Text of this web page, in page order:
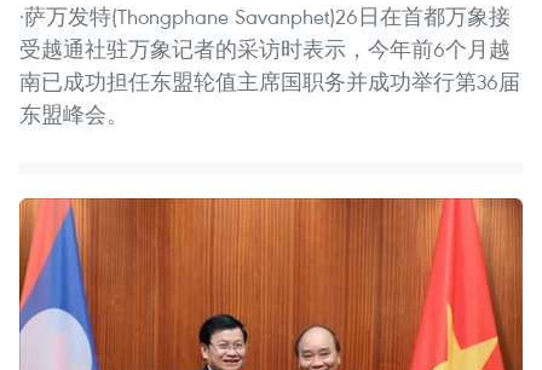
·萨万发特(Thongphane Savanphet)26日在首都万象接
受越通社驻万象记者的采访时表示，今年前6个月越
南已成功担任东盟轮值主席国职务并成功举行第36届
东盟峰会。